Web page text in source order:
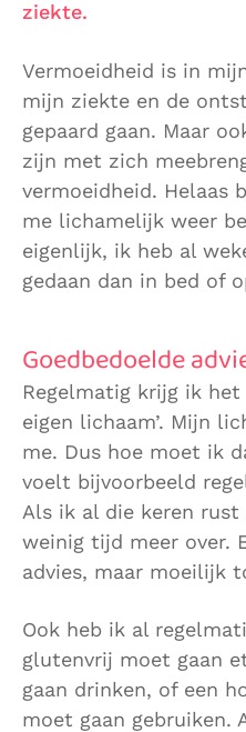
ziekte.
Vermoeidheid is in
mijn ziekte en de
gepaard gaan. Maar
zijn met zich
vermoeidheid. Helaas
me lichamelijk weer
eigenlijk, ik heb al
gedaan dan in bed of
Goedbedoelde
Regelmatig krijg ik het
eigen lichaam’. Mijn
me. Dus hoe moet ik
voelt bijvoorbeeld
Als ik al die keren
weinig tijd meer over.
advies, maar moeilijk
Ook heb ik al
glutenvrij moet gaan
gaan drinken, of een
moet gaan gebruiken.